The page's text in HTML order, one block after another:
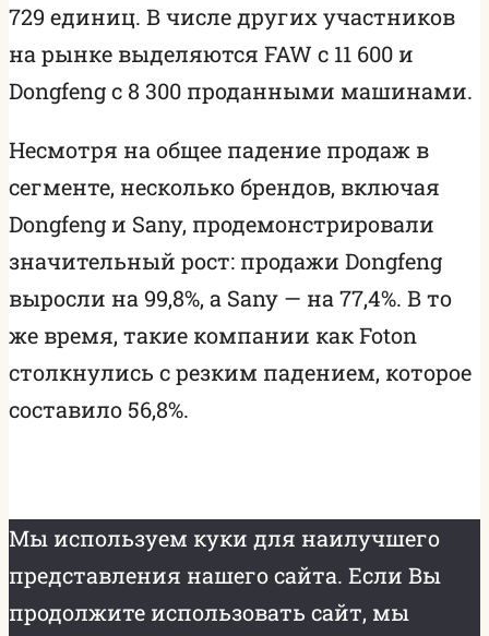
729 единиц. В числе других участников
на рынке выделяются FAW с 11 600 и
Dongfeng с 8 300 проданными машинами.
Несмотря на общее падение продаж в
сегменте, несколько брендов, включая
Dongfeng и Sany, продемонстрировали
значительный рост: продажи Dongfeng
выросли на 99,8%, а Sany — на 77,4%. В то
же время, такие компании как Foton
столкнулись с резким падением, которое
составило 56,8%.
Мы используем куки для наилучшего
представления нашего сайта. Если Вы
продолжите использовать сайт, мы